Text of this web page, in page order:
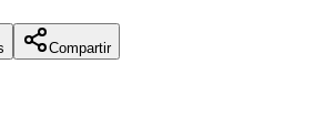
Compartir